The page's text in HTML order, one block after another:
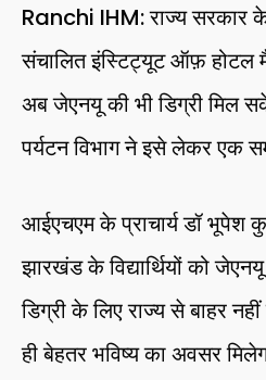
Ranchi IHM: राज्य सरकार के
संचालित इंस्टिट्यूट ऑफ़ होटल
अब जेएनयू की भी डिग्री मिल
पर्यटन विभाग ने इसे लेकर एक
आईएचएम के प्राचार्य डॉ भूपेश
झारखंड के विद्यार्थियों को
डिग्री के लिए राज्य से बाहर
ही बेहतर भविष्य का अवसर